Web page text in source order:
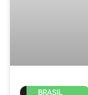
BRASIL